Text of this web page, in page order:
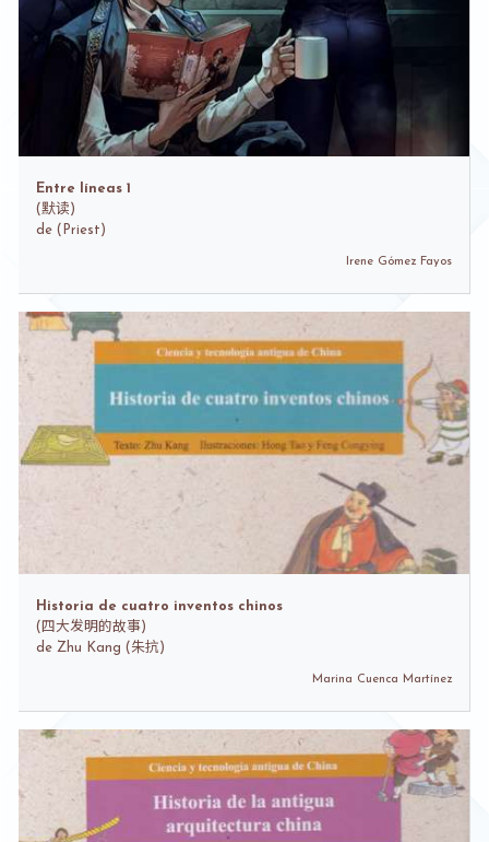
Entre líneas 1
(默读)
de (Priest)
Irene Gómez Fayos
Historia de cuatro inventos chinos
( 四大发明的故事)
de Zhu Kang (朱抗)
Marina Cuenca Martínez